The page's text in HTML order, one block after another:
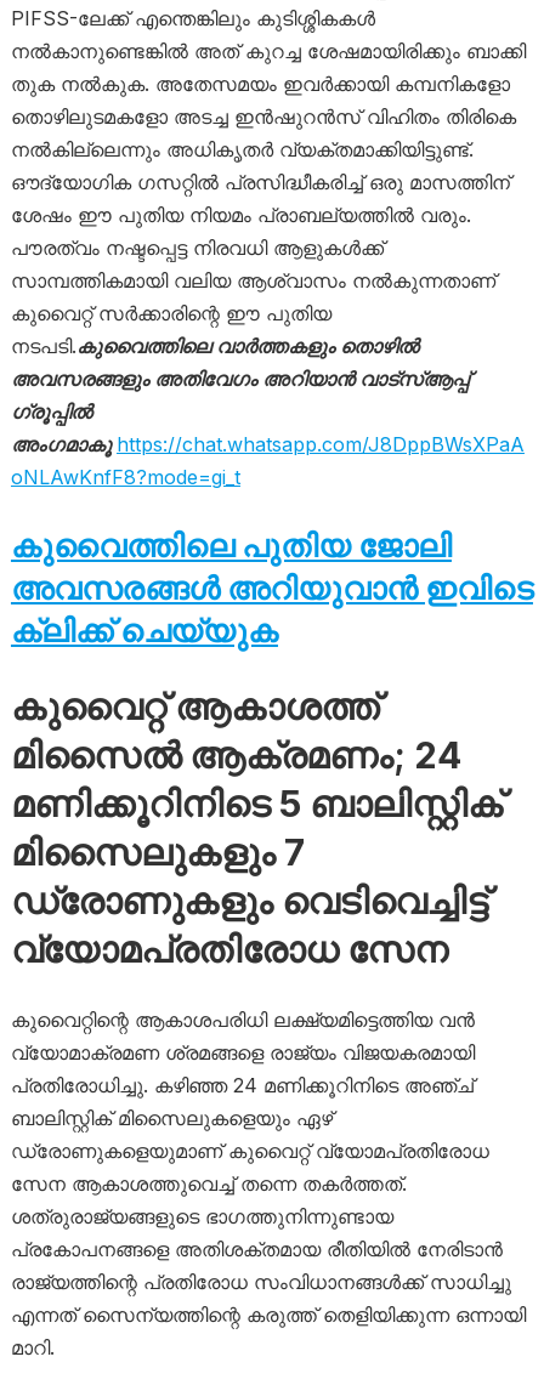
PIFSS-ലേക്ക് എന്തെങ്കിലും കുടിശ്ശികകൾ
നൽകാനുണ്ടെങ്കിൽ അത് കുറച്ച ശേഷമായിരിക്കും ബാക്കി
തുക നൽകുക. അതേസമയം ഇവർക്കായി കമ്പനികളോ
തൊഴിലുടമകളോ അടച്ച ഇൻഷുറൻസ് വിഹിതം തിരികെ
നൽകില്ലെന്നും അധികൃതർ വ്യക്തമാക്കിയിട്ടുണ്ട്.
ഔദ്യോഗിക ഗസറ്റിൽ പ്രസിദ്ധീകരിച്ച് ഒരു മാസത്തിന്
ശേഷം ഈ പുതിയ നിയമം പ്രാബല്യത്തിൽ വരും.
പൗരത്വം നഷ്ടപ്പെട്ട നിരവധി ആളുകൾക്ക്
സാമ്പത്തികമായി വലിയ ആശ്വാസം നൽകുന്നതാണ്
കുവൈറ്റ് സർക്കാരിന്റെ ഈ പുതിയ
നടപടി.കുവൈത്തിലെ വാർത്തകളും തൊഴിൽ
അവസരങ്ങളും അതിവേഗം അറിയാൻ വാട്സ്ആപ്പ്
ഗ്രൂപ്പിൽ
അംഗമാകൂ https://chat.whatsapp.com/J8DppBWsXPaA
oNLAwKnfF8?mode=gi_t
കുവൈത്തിലെ പുതിയ ജോലി
അവസരങ്ങൾ അറിയുവാൻ ഇവിടെ
ക്ലിക്ക് ചെയ്യുക
കുവൈറ്റ് ആകാശത്ത്
മിസൈൽ ആക്രമണം; 24
മണിക്കൂറിനിടെ 5 ബാലിസ്റ്റിക്
മിസൈലുകളും 7
ഡ്രോണുകളും വെടിവെച്ചിട്ട്
വ്യോമപ്രതിരോധ സേന
കുവൈറ്റിന്റെ ആകാശപരിധി ലക്ഷ്യമിട്ടെത്തിയ വൻ
വ്യോമാക്രമണ ശ്രമങ്ങളെ രാജ്യം വിജയകരമായി
പ്രതിരോധിച്ചു. കഴിഞ്ഞ 24 മണിക്കൂറിനിടെ അഞ്ച്
ബാലിസ്റ്റിക് മിസൈലുകളെയും ഏഴ്
ഡ്രോണുകളെയുമാണ് കുവൈറ്റ് വ്യോമപ്രതിരോധ
സേന ആകാശത്തുവെച്ച് തന്നെ തകർത്തത്.
ശത്രുരാജ്യങ്ങളുടെ ഭാഗത്തുനിന്നുണ്ടായ
പ്രകോപനങ്ങളെ അതിശക്തമായ രീതിയിൽ നേരിടാൻ
രാജ്യത്തിന്റെ പ്രതിരോധ സംവിധാനങ്ങൾക്ക് സാധിച്ചു
എന്നത് സൈന്യത്തിന്റെ കരുത്ത് തെളിയിക്കുന്ന ഒന്നായി
മാറി.